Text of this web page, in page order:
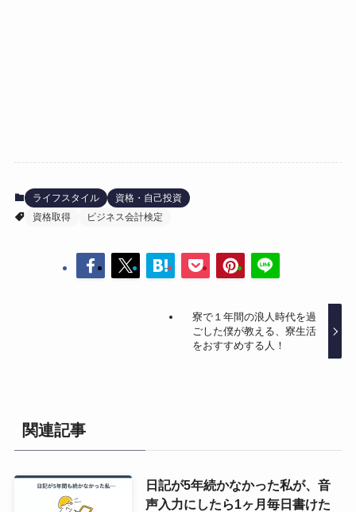
ライフスタイル
資格・自己投資
資格取得
ビジネス会計検定
寮で１年間の浪人時代を過
ごした僕が教える、寮生活
をおすすめする人！
関連記事
日記が5年続かなかった私が、音
声入力にしたら1ヶ月毎日書けた